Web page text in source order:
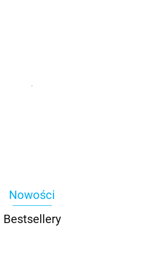
Nowości
Bestsellery